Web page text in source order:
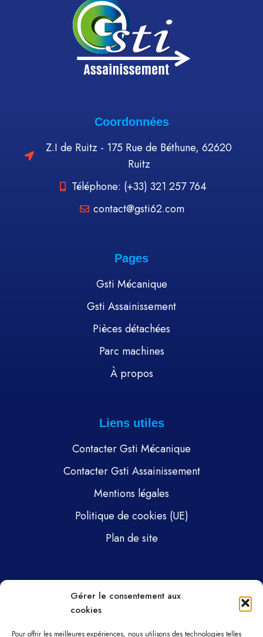
Gérer le consentement aux
cookies
Pour offrir les meilleures expériences, nous utilisons des technologies telles
Coordonnées
Z.I de Ruitz - 175 Rue de Béthune, 62620
Ruitz
Téléphone: (+33) 321 257 764
contact@gsti62.com
Pages
Gsti Mécanique
Gsti Assainissement
Pièces détachées
Parc machines
À propos
Liens utiles
Contacter Gsti Mécanique
Contacter Gsti Assainissement
Mentions légales
Politique de cookies (UE)
Plan de site
Gsti Mécanique